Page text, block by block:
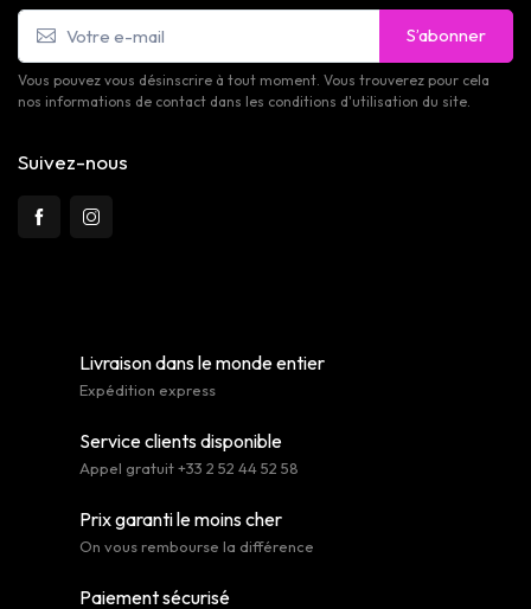
S’abonner
Vous pouvez vous désinscrire à tout moment. Vous trouverez pour cela
nos informations de contact dans les conditions d'utilisation du site.
Suivez-nous
Livraison dans le monde entier
Expédition express
Service clients disponible
Appel gratuit +33 2 52 44 52 58
Prix garanti le moins cher
On vous rembourse la différence
Paiement sécurisé